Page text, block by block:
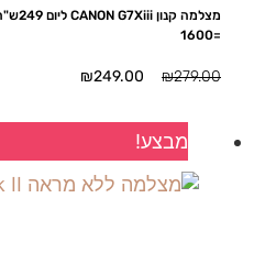
=1600
₪279.00
המחיר
היה:
₪279.00.
₪249.00
הוא:
מבצע!